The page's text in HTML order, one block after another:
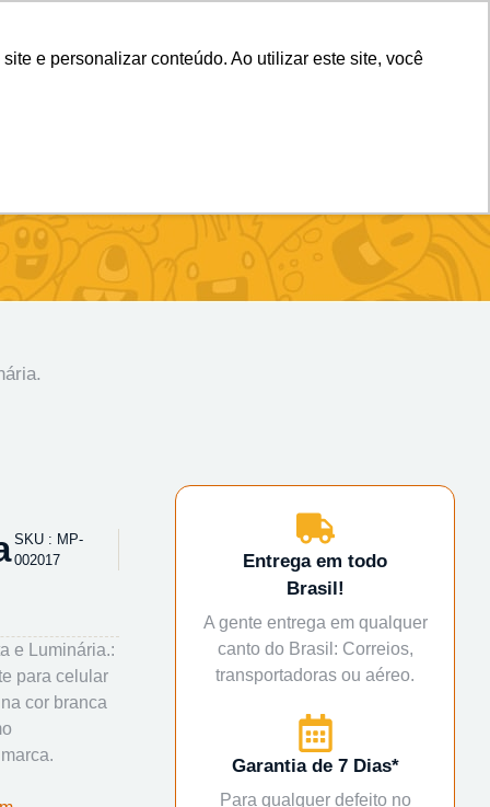
e personalizar conteúdo. Ao utilizar este site, você
SKU : MP-
002017
e Luminária.:
para celular
cor branca
Entrega em todo
Brasil!
A gente entrega em qualquer
canto do Brasil: Correios,
transportadoras ou aéreo.
Garantia de 7 Dias*
Para qualquer defeito no